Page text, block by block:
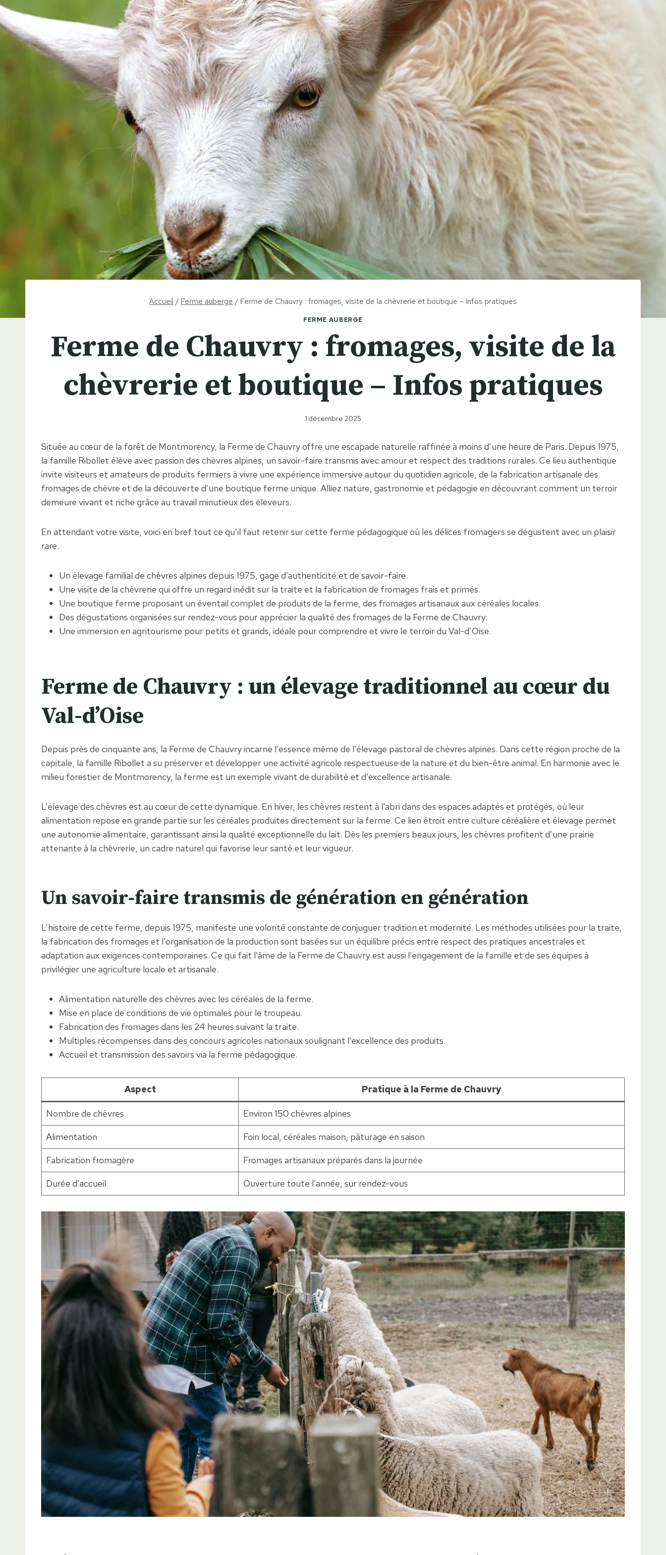
Accueil /Ferme auberge /Ferme de Chauvry : fromages, visite de la chèvrerie et boutique – Infos pratiques
FERME AUBERGE
Ferme de Chauvry : fromages, visite de la
chèvrerie et boutique – Infos pratiques
1 décembre 2025
Située au cœur de la forêt de Montmorency, la Ferme de Chauvry offre une escapade naturelle raffinée à moins d’une heure de Paris. Depuis 1975,
la famille Ribollet élève avec passion des chèvres alpines, un savoir-faire transmis avec amour et respect des traditions rurales. Ce lieu authentique
invite visiteurs et amateurs de produits fermiers à vivre une expérience immersive autour du quotidien agricole, de la fabrication artisanale des
fromages de chèvre et de la découverte d’une boutique ferme unique. Alliez nature, gastronomie et pédagogie en découvrant comment un terroir
demeure vivant et riche grâce au travail minutieux des éleveurs.
En attendant votre visite, voici en bref tout ce qu’il faut retenir sur cette ferme pédagogique où les délices fromagers se dégustent avec un plaisir
rare.
Un élevage familial de chèvres alpines depuis 1975, gage d’authenticité et de savoir-faire.
Une visite de la chèvrerie qui offre un regard inédit sur la traite et la fabrication de fromages frais et primés.
Une boutique ferme proposant un éventail complet de produits de la ferme, des fromages artisanaux aux céréales locales.
Des dégustations organisées sur rendez-vous pour apprécier la qualité des fromages de la Ferme de Chauvry.
Une immersion en agritourisme pour petits et grands, idéale pour comprendre et vivre le terroir du Val-d’Oise.
Ferme de Chauvry : un élevage traditionnel au cœur du
Val-d’Oise
Depuis près de cinquante ans, la Ferme de Chauvry incarne l’essence même de l’élevage pastoral de chèvres alpines. Dans cette région proche de la
capitale, la famille Ribollet a su préserver et développer une activité agricole respectueuse de la nature et du bien-être animal. En harmonie avec le
milieu forestier de Montmorency, la ferme est un exemple vivant de durabilité et d’excellence artisanale.
L’élevage des chèvres est au cœur de cette dynamique. En hiver, les chèvres restent à l’abri dans des espaces adaptés et protégés, où leur
alimentation repose en grande partie sur les céréales produites directement sur la ferme. Ce lien étroit entre culture céréalière et élevage permet
une autonomie alimentaire, garantissant ainsi la qualité exceptionnelle du lait. Dès les premiers beaux jours, les chèvres profitent d’une prairie
attenante à la chèvrerie, un cadre naturel qui favorise leur santé et leur vigueur.
Un savoir-faire transmis de génération en génération
L’histoire de cette ferme, depuis 1975, manifeste une volonté constante de conjuguer tradition et modernité. Les méthodes utilisées pour la traite,
la fabrication des fromages et l’organisation de la production sont basées sur un équilibre précis entre respect des pratiques ancestrales et
adaptation aux exigences contemporaines. Ce qui fait l’âme de la Ferme de Chauvry est aussi l’engagement de la famille et de ses équipes à
privilégier une agriculture locale et artisanale.
Alimentation naturelle des chèvres avec les céréales de la ferme.
Mise en place de conditions de vie optimales pour le troupeau.
Fabrication des fromages dans les 24 heures suivant la traite.
Multiples récompenses dans des concours agricoles nationaux soulignant l’excellence des produits.
Accueil et transmission des savoirs via la ferme pédagogique.
Aspect Pratique à la Ferme de Chauvry
Nombre de chèvres Environ 150 chèvres alpines
Alimentation Foin local, céréales maison, pâturage en saison
Fabrication fromagère Fromages artisanaux préparés dans la journée
Durée d’accueil Ouverture toute l’année, sur rendez-vous